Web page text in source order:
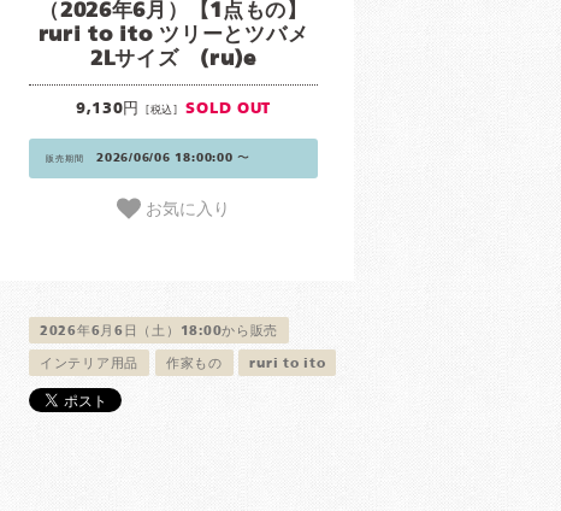
（2026年6月）【1点もの】
ruri to ito ツリーとツバメ
2Lサイズ (ru)e
9,130円 [税込] SOLD OUT
販売期間 2026/06/06 18:00:00 〜
お気に入り
2026年6月6日（土）18:00から販売
インテリア用品 作家もの ruri to ito